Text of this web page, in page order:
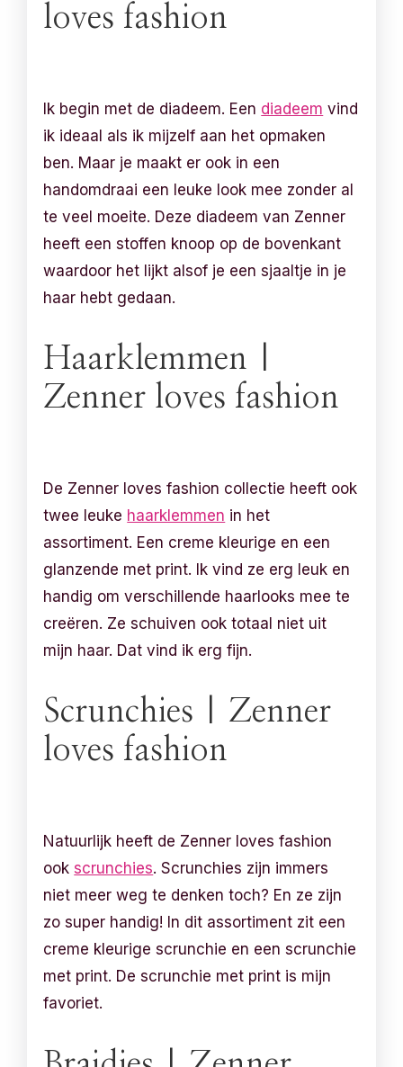
loves fashion
Ik begin met de diadeem. Een diadeem vind
ik ideaal als ik mijzelf aan het opmaken
ben. Maar je maakt er ook in een
handomdraai een leuke look mee zonder al
te veel moeite. Deze diadeem van Zenner
heeft een stoffen knoop op de bovenkant
waardoor het lijkt alsof je een sjaaltje in je
haar hebt gedaan.
Haarklemmen |
Zenner loves fashion
De Zenner loves fashion collectie heeft ook
twee leuke haarklemmen in het
assortiment. Een creme kleurige en een
glanzende met print. Ik vind ze erg leuk en
handig om verschillende haarlooks mee te
creëren. Ze schuiven ook totaal niet uit
mijn haar. Dat vind ik erg fijn.
Scrunchies | Zenner
loves fashion
Natuurlijk heeft de Zenner loves fashion
ookscrunchies. Scrunchies zijn immers
niet meer weg te denken toch? En ze zijn
zo super handig! In dit assortiment zit een
creme kleurige scrunchie en een scrunchie
met print. De scrunchie met print is mijn
favoriet.